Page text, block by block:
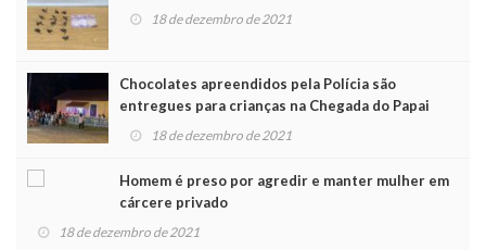
18 de dezembro de 2021
Chocolates apreendidos pela Polícia são
entregues para crianças na Chegada do Papai
Noel
18 de dezembro de 2021
Homem é preso por agredir e manter mulher em
cárcere privado
18 de dezembro de 2021